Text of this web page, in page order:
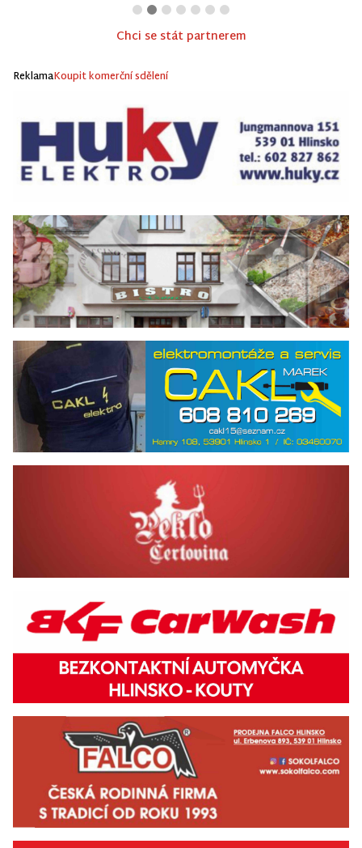
Chci se stát partnerem
ReklamaKoupit komerční sdělení